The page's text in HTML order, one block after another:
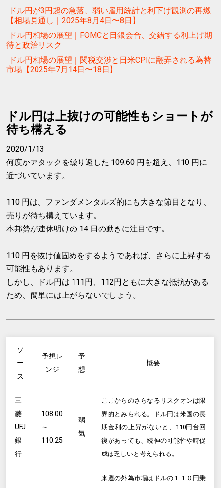
ドル円が3円超の急落、弱い雇用統計と利下げ観測の再燃
【相場見通し｜2025年8月4日〜8日】
ドル円相場の展望｜FOMCと日銀会合、交錯する利上げ期
待と政治リスク
ドル円相場の展望｜関税交渉と日米CPIに翻弄される為替
市場【2025年7月14日〜18日】
ドル円は上抜けの可能性もショートが
待ち構える
2020/1/13
何度かアタックを繰り返した 109.60 円を超え、110 円に
近づいています。
110 円は、ファンダメンタルズ的にも大きな節目となり、
売りが待ち構えています。
本邦勢が連休明けの 14 日の動きに注目です。
110 円を抜け値固めをするようであれば、さらに上昇する
可能性もあります。
しかし、ドル円は 111円、112円ともに大きな抵抗がある
ため、簡単には上がらないでしょう。
ソ
ー
ス
予想レ
ンジ
予
想
概要
三
菱
UFJ
銀
行
108.00
～
110.25
弱
気
ここからのさらなるリスクオンは限
界的とみられる。ドル円は米国の長
期金利の上昇がないと、110円台回
復があっても、続伸の可能性や時促
成は乏しいと考えられる。
来週の外為市場はドルの１１０円乗